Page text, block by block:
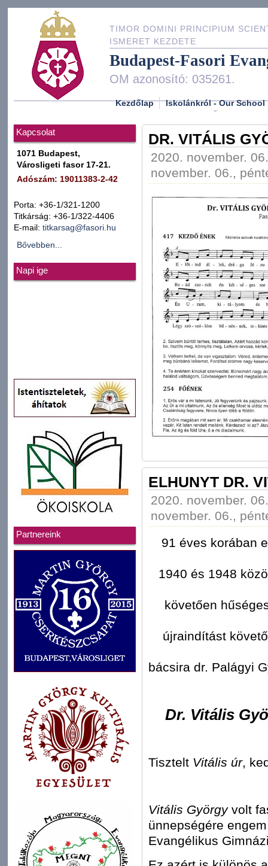
TIMOR DOMINI PRINCIPIUM
ISMERET KEZDETE
Budapest-Fasori
OM azonosító: 035261.
Kezdőlap Iskolánkról - Our School
Kapcsolat
1071 Budapest,
Városligeti fasor 17-21.
Adószám: 19011383-2-42
Porta: +36-1/321-1200
Titkárság: +36-1/322-4406
E-mail: titkarsag@fasori.hu
Bővebben...
Napi ige
Partnereink
DR. VITÁLIS
2020. november.
november. 06.,
ELHUNYT DR.
2020. november.
november. 06.,
91 éves korában
1940 és 1948
követően
újraindítást
bácsira dr. Palágyi
Dr. Vitális
Tisztelt Vitális úr,
Vitális Györgyvolt
ünnepségére
Evangélikus